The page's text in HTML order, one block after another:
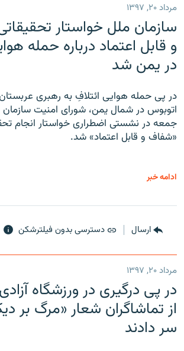
مرداد ۲۰, ۱۳۹۷
سازمان ملل خواستار
و قابل اعتماد درباره حمله
در یمن شد
در پی حمله هوایی ائتلافِ به رهبری
اتوبوس در شمال یمن، شورای امنیت
جمعه در نشستی اضطراری خواستار انجام
«شفاف و قابل اعتماد» شد.
ادامه خبر
ارسال دسترسی بدون فیلترشکن
مرداد ۲۰, ۱۳۹۷
در پی درگیری در ورزشگاه
از تماشاگران شعار «مرگ بر
سر دادند